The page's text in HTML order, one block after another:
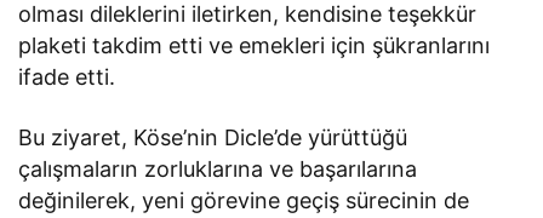
olması dileklerini iletirken, kendisine teşekkür
plaketi takdim etti ve emekleri için şükranlarını
ifade etti.
Bu ziyaret, Köse’nin Dicle’de yürüttüğü
çalışmaların zorluklarına ve başarılarına
değinilerek, yeni görevine geçiş sürecinin de